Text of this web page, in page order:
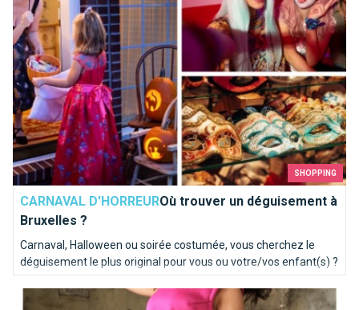
SHOPPING
CARNAVAL D'HORREUROù trouver un déguisement à
Bruxelles ?
Carnaval, Halloween ou soirée costumée, vous cherchez le
déguisement le plus original pour vous ou votre/vos enfant(s) ?
Votre quête s'arrête ici, voici les meilleures adresses de
magasins de déguisement de la capitale !
W A ELLEFSEN : de la mode « bien de chez nous »